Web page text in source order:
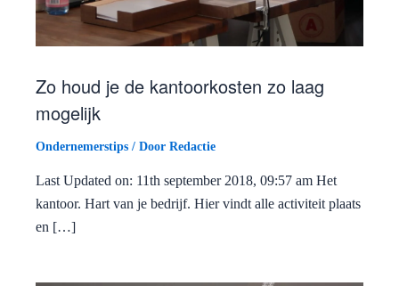
Zo houd je de kantoorkosten zo laag
mogelijk
Ondernemerstips / Door Redactie
Last Updated on: 11th september 2018, 09:57 am Het
kantoor. Hart van je bedrijf. Hier vindt alle activiteit plaats
en […]